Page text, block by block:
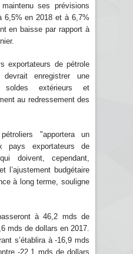
ses prévisions
6,5% en 2018 et à 6,7%
en baisse par rapport à
exportateurs de pétrole
enregistrer une
extérieurs et
au redressement des
"apportera un
pays exportateurs de
doivent, cependant,
l’ajustement budgétaire
à long terme, souligne
à 46,2 mds de
mds de dollars en 2017.
s’établira à -16,9 mds
-22,1 mds de dollars